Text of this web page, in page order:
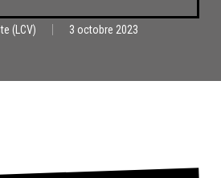
(LCV) 3 octobre 2023